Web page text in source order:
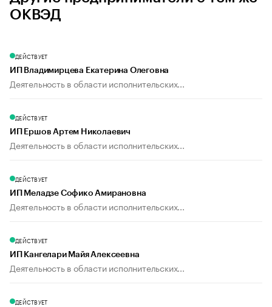
ОКВЭД
ДЕЙСТВУЕТ
ИП Владимирцева Екатерина Олеговна
Деятельность в области исполнительских...
ДЕЙСТВУЕТ
ИП Ершов Артем Николаевич
Деятельность в области исполнительских...
ДЕЙСТВУЕТ
ИП Меладзе Софико Амирановна
Деятельность в области исполнительских...
ДЕЙСТВУЕТ
ИП Кангелари Майя Алексеевна
Деятельность в области исполнительских...
ДЕЙСТВУЕТ